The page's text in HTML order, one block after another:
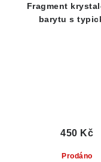
Fragment
barytu s
Prodáno
450 Kč